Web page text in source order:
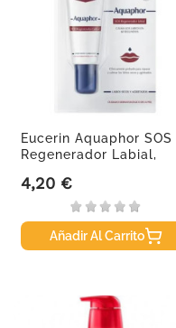
Eucerin Aquaphor SOS
Regenerador Labial,
Precio
4,20 €
Añadir Al Carrito